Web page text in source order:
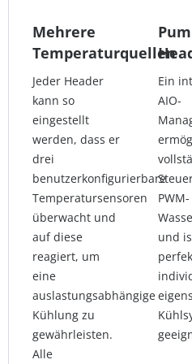
Mehrere
Temperaturquellen
Jeder Header
kann so
eingestellt
werden, dass er
drei
benutzerkonfigurierbare
Temperatursensoren
überwacht und
auf diese
reagiert, um
eine
auslastungsabhängige
Kühlung zu
gewährleisten.
Alle
Ein
AIO-
und